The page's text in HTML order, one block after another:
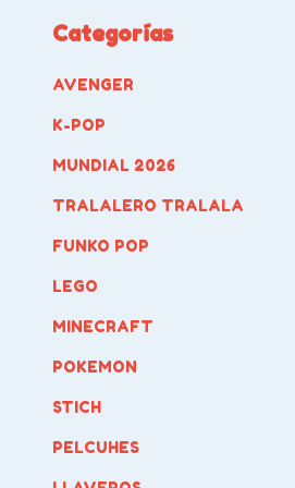
Categorías
AVENGER
K-POP
MUNDIAL 2026
TRALALERO TRALALA
FUNKO POP
LEGO
MINECRAFT
POKEMON
STICH
PELCUHES